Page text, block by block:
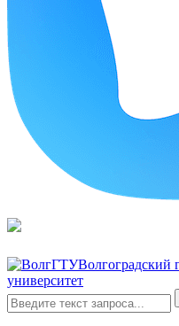
Волгоградский
университет